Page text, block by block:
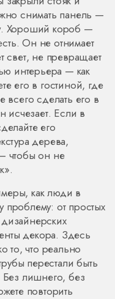
снимать панель —
Хороший короб —
Он не отнимает
свет, не превращает
интерьера — как
его в гостиной, где
всего сделать его в
исчезает. Если в
его
дерева,
чтобы он не
как люди в
проблему: от простых
декора. Здесь
то, что реально
перестали быть
Без лишнего, без
повторить